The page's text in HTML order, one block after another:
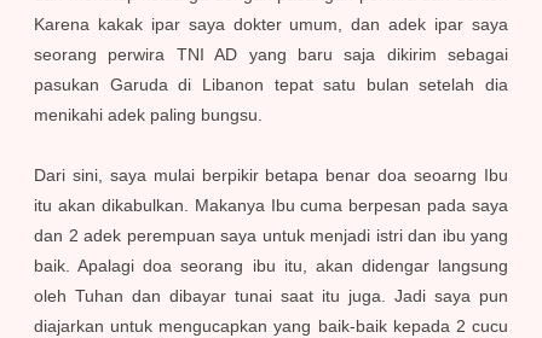
Karena kakak ipar saya dokter umum, dan adek ipar saya
seorang perwira TNI AD yang baru saja dikirim sebagai
pasukan Garuda di Libanon tepat satu bulan setelah dia
menikahi adek paling bungsu.
Dari sini, saya mulai berpikir betapa benar doa seoarng Ibu
itu akan dikabulkan. Makanya Ibu cuma berpesan pada saya
dan 2 adek perempuan saya untuk menjadi istri dan ibu yang
baik. Apalagi doa seorang ibu itu, akan didengar langsung
oleh Tuhan dan dibayar tunai saat itu juga. Jadi saya pun
diajarkan untuk mengucapkan yang baik-baik kepada 2 cucu